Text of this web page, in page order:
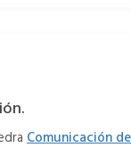
Comunicación